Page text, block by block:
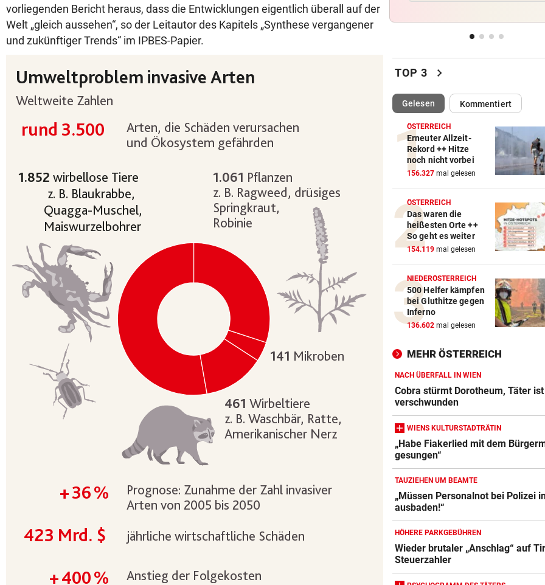
vorliegenden Bericht heraus, dass die Entwicklungen eigentlich überall auf der
Welt „gleich aussehen“, so der Leitautor des Kapitels „Synthese vergangener
und zukünftiger Trends“ im IPBES-Papier.
mit Kamera jagte
Den Fischlein im Bach geht
das Wasser aus
„KRONE“ ALS BEAMTE
„Herr Herbert“ geht zu
Polizei trainiert
BURGOS-RUNDFAHRT vor
Gall nach Etappensieg neuer
Gesamtführender!
NACH WM-DEBAKEL vor
Ex-Stürmerstar Forlan neuer
Teamchef von Uruguay
REKORDHITZE IN Ö
Krisenkoordinator ruft zum
Wassersparen auf
ANSTURM AM KREISCHBERG vor
UK bis Holland: Warum alle
Liftsessel wollen
HISTORISCHE FAHRT vor
Weltrekord! Weltmeister
unter Schmerzen
FLASCHE UND SCHWERT vor
Lange Gefängnisstrafen
Folter-Vergewaltigung
TOP 3 chevron_right
Gelesen(ausgewählt)Kommentiert
ÖSTERREICH
Erneuter Allzeit-
Rekord ++ Hitze
noch nicht vorbei
156.327 mal gelesen
ÖSTERREICH
Das waren die
heißesten Orte ++
So geht es weiter
154.119 mal gelesen
NIEDERÖSTERREICH
500 Helfer kämpfen
bei Gluthitze gegen
Inferno
136.602 mal gelesen
MEHR ÖSTERREICH
NACH ÜBERFALL IN WIEN
Cobra stürmt Dorotheum, Täter ist
verschwunden
WIENS KULTURSTADTRÄTIN
„Habe Fiakerlied mit dem
gesungen“
TAUZIEHEN UM BEAMTE
„Müssen Personalnot bei Polizei
ausbaden!“
HÖHERE PARKGEBÜHREN
Wieder brutaler „Anschlag“ auf
Steuerzahler